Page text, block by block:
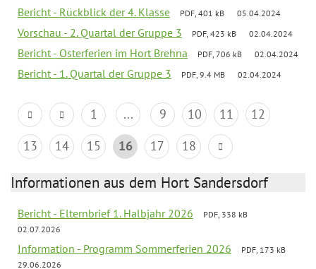
Bericht - Rückblick der 4. Klasse PDF, 401 kB 05.04.2024
Vorschau - 2. Quartal der Gruppe 3 PDF, 423 kB 02.04.2024
Bericht - Osterferien im Hort Brehna PDF, 706 kB 02.04.2024
Bericht - 1. Quartal der Gruppe 3 PDF, 9.4 MB 02.04.2024
1 ... 9 10 11
12
13
14 15 16 17 18
Informationen aus dem Hort Sandersdorf
Bericht - Elternbrief 1. Halbjahr 2026
PDF, 338 kB
02.07.2026
Information - Programm Sommerferien 2026
PDF, 173 kB
29.06.2026